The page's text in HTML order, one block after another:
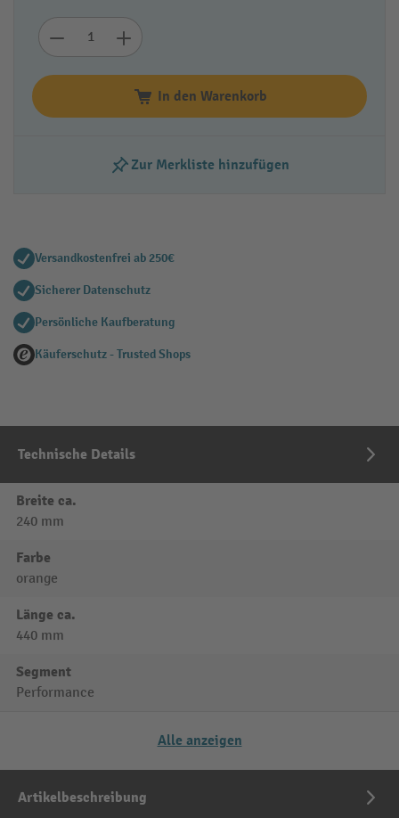
In den Warenkorb
Zur Merkliste hinzufügen
Versandkostenfrei ab 250€
Sicherer Datenschutz
Persönliche Kaufberatung
Käuferschutz - Trusted Shops
Technische Details
Breite ca.
240 mm
Farbe
orange
Länge ca.
440 mm
Segment
Performance
Alle anzeigen
Artikelbeschreibung